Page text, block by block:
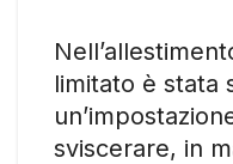
limitato è stata
sviscerare, in